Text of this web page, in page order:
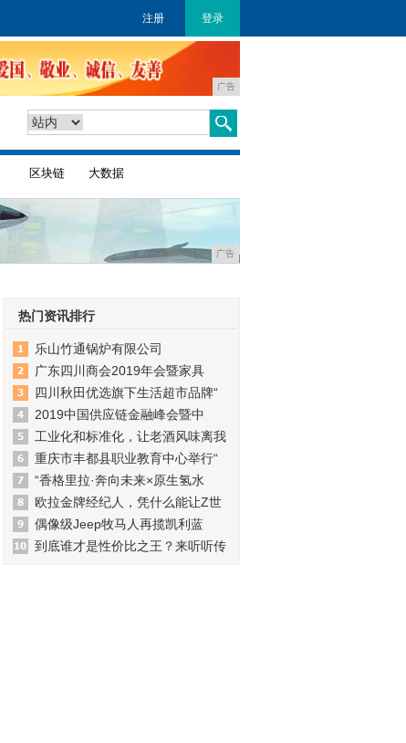
注册 登录
广告
区块链 大数据
广告
热门资讯排行
乐山竹通锅炉有限公司
广东四川商会2019年会暨家具
四川秋田优选旗下生活超市品牌“
2019中国供应链金融峰会暨中
工业化和标准化，让老酒风味离我
重庆市丰都县职业教育中心举行“
“香格里拉·奔向未来×原生氢水
欧拉金牌经纪人，凭什么能让Z世
偶像级Jeep牧马人再揽凯利蓝
到底谁才是性价比之王？来听听传